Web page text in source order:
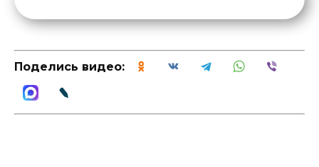
Поделись видео: